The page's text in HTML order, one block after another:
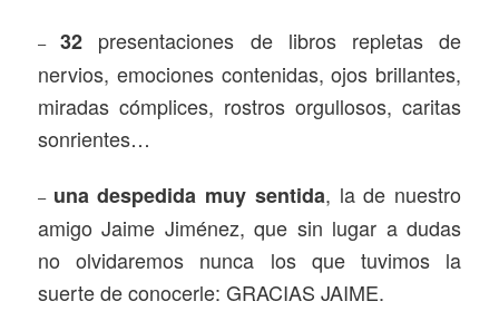
–32 presentaciones de libros repletas de
nervios, emociones contenidas, ojos brillantes,
miradas cómplices, rostros orgullosos, caritas
sonrientes…
– una despedida muy sentida, la de nuestro
amigo Jaime Jiménez, que sin lugar a dudas
no olvidaremos nunca los que tuvimos la
suerte de conocerle: GRACIAS JAIME.